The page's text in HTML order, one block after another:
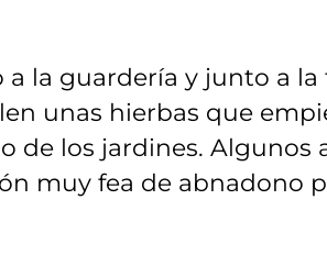
la guardería y junto a la
unas hierbas que
de los jardines. Algunos
muy fea de abnadono